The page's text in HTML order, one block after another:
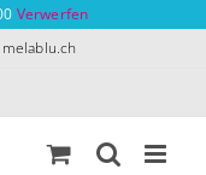
Verwerfen